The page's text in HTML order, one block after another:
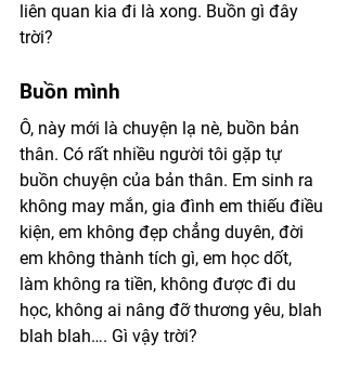
liên quan kia đi là xong. Buồn gì đây
trời?
Buồn mình
Ô, này mới là chuyện lạ nè, buồn bản
thân. Có rất nhiều người tôi gặp tự
buồn chuyện của bản thân. Em sinh ra
không may mắn, gia đình em thiếu điều
kiện, em không đẹp chẳng duyên, đời
em không thành tích gì, em học dốt,
làm không ra tiền, không được đi du
học, không ai nâng đỡ thương yêu, blah
blah blah…. Gì vậy trời?